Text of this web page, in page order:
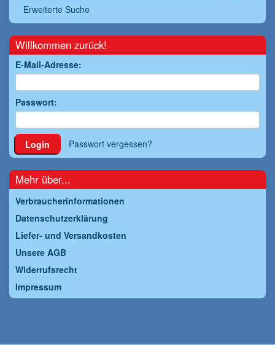
Erweiterte Suche
Willkommen zurück!
E-Mail-Adresse:
Passwort:
Login Passwort vergessen?
Mehr über...
Verbraucherinformationen
Datenschutzerklärung
Liefer- und Versandkosten
Unsere AGB
Widerrufsrecht
Impressum